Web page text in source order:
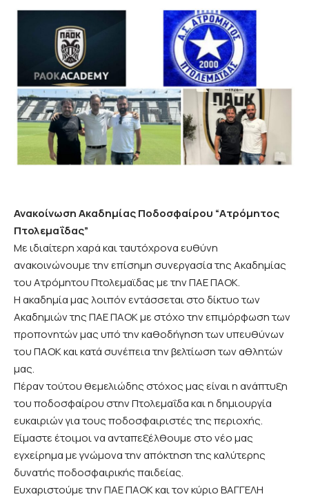
Ανακοίνωση Ακαδημίας Ποδοσφαίρου “Ατρόμητος
Πτολεμαΐδας”
Με ιδιαίτερη χαρά και ταυτόχρονα ευθύνη
ανακοινώνουμε την επίσημη συνεργασία της Ακαδημίας
του Ατρόμητου Πτολεμαϊδας με την ΠΑΕ ΠΑΟΚ.
Η ακαδημία μας λοιπόν εντάσσεται στο δίκτυο των
Ακαδημιών της ΠΑΕ ΠΑΟΚ με στόχο την επιμόρφωση των
προπονητών μας υπό την καθοδήγηση των υπευθύνων
του ΠΑΟΚ και κατά συνέπεια την βελτίωση των αθλητών
μας.
Πέραν τούτου θεμελιώδης στόχος μας είναι η ανάπτυξη
του ποδοσφαίρου στην Πτολεμαΐδα και η δημιουργία
ευκαιριών για τους ποδοσφαιριστές της περιοχής.
Είμαστε έτοιμοι να ανταπεξέλθουμε στο νέο μας
εγχείρημα με γνώμονα την απόκτηση της καλύτερης
δυνατής ποδοσφαιρικής παιδείας.
Ευχαριστούμε την ΠΑΕ ΠΑΟΚ και τον κύριο ΒΑΓΓΕΛΗ